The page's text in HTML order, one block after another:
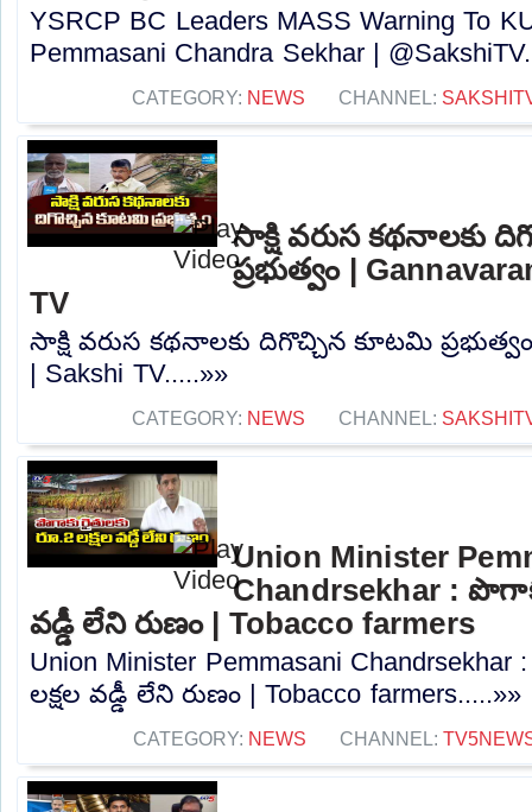
YSRCP BC Leaders MASS Warning To
Pemmasani Chandra Sekhar |
CATEGORY: NEWS CHANNEL:
సాక్షి వరుస కథనాలకు
ప్రభుత్వం |
TV
సాక్షి వరుస కథనాలకు దిగొచ్చిన కూటమి ప్రభుత్వం
| Sakshi TV.....»»
CATEGORY: NEWS CHANNEL:
Union Minister
Chandrsekhar :
వడ్డీ లేని రుణం | Tobacco farmers
Union Minister Pemmasani
లక్షల వడ్డీ లేని రుణం | Tobacco farmers.....»»
CATEGORY: NEWS CHANNEL: